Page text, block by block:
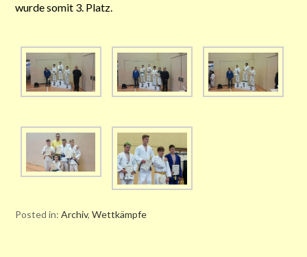
wurde somit 3. Platz.
Posted in:Archiv,Wettkämpfe